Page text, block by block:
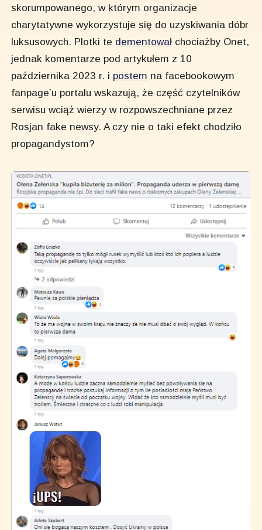
skorumpowanego, w którym organizacje
charytatywne wykorzystuje się do uzyskiwania dóbr
luksusowych. Plotki te dementował chociażby Onet,
jednak komentarze pod artykułem z 10
października 2023 r. i postem na facebookowym
fanpage’u portalu wskazują, że część czytelników
serwisu wciąż wierzy w rozpowszechniane przez
Rosjan fake newsy. A czy nie o taki efekt chodziło
propagandystom?